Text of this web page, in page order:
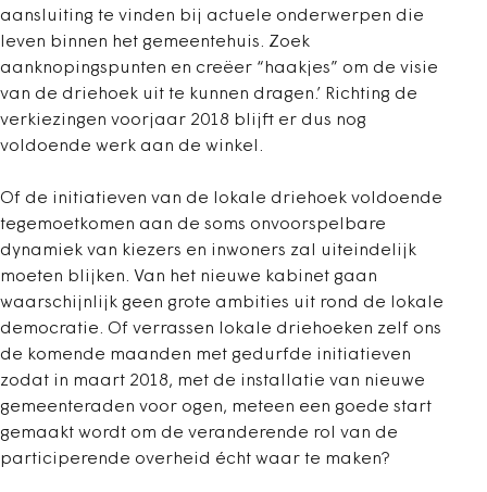
aansluiting te vinden bij actuele onderwerpen die
leven binnen het gemeentehuis. Zoek
aanknopingspunten en creëer “haakjes” om de visie
van de driehoek uit te kunnen dragen.’ Richting de
verkiezingen voorjaar 2018 blijft er dus nog
voldoende werk aan de winkel.
Of de initiatieven van de lokale driehoek voldoende
tegemoetkomen aan de soms onvoorspelbare
dynamiek van kiezers en inwoners zal uiteindelijk
moeten blijken. Van het nieuwe kabinet gaan
waarschijnlijk geen grote ambities uit rond de lokale
democratie. Of verrassen lokale driehoeken zelf ons
de komende maanden met gedurfde initiatieven
zodat in maart 2018, met de installatie van nieuwe
gemeenteraden voor ogen, meteen een goede start
gemaakt wordt om de veranderende rol van de
participerende overheid écht waar te maken?